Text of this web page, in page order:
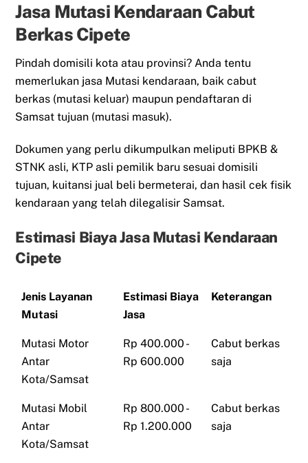
Jasa Mutasi Kendaraan Cabut
Berkas Cipete
Pindah domisili kota atau provinsi? Anda tentu
memerlukan jasa Mutasi kendaraan, baik cabut
berkas (mutasi keluar) maupun pendaftaran di
Samsat tujuan (mutasi masuk).
Dokumen yang perlu dikumpulkan meliputi BPKB &
STNK asli, KTP asli pemilik baru sesuai domisili
tujuan, kuitansi jual beli bermeterai, dan hasil cek fisik
kendaraan yang telah dilegalisir Samsat.
Estimasi Biaya Jasa Mutasi Kendaraan
Cipete
Jenis Layanan
Mutasi
Estimasi Biaya
Jasa
Keterangan
Mutasi Motor
Antar
Kota/Samsat
Rp 400.000 -
Rp 600.000
Cabut berkas
saja
Mutasi Mobil
Antar
Kota/Samsat
Rp 800.000 -
Rp 1.200.000
Cabut berkas
saja